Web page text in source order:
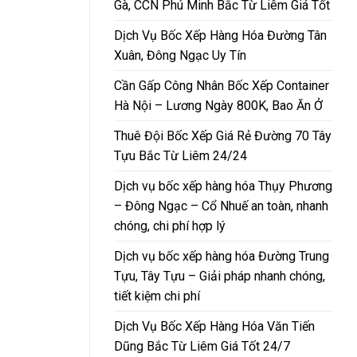
Gà, CCN Phú Minh Bắc Từ Liêm Giá Tốt
Dịch Vụ Bốc Xếp Hàng Hóa Đường Tân
Xuân, Đông Ngạc Uy Tín
Cần Gấp Công Nhân Bốc Xếp Container
Hà Nội – Lương Ngày 800K, Bao Ăn Ở
Thuê Đội Bốc Xếp Giá Rẻ Đường 70 Tây
Tựu Bắc Từ Liêm 24/24
Dịch vụ bốc xếp hàng hóa Thụy Phương
– Đông Ngạc – Cổ Nhuế an toàn, nhanh
chóng, chi phí hợp lý
Dịch vụ bốc xếp hàng hóa Đường Trung
Tựu, Tây Tựu – Giải pháp nhanh chóng,
tiết kiệm chi phí
Dịch Vụ Bốc Xếp Hàng Hóa Văn Tiến
Dũng Bắc Từ Liêm Giá Tốt 24/7